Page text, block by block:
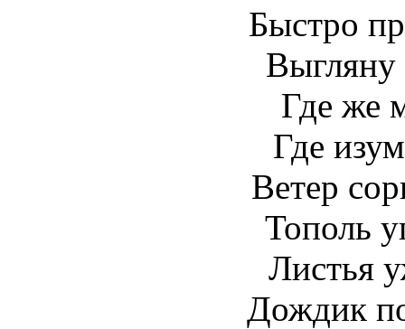
Быстро
Выгляну
Где же
Где
Ветер
Тополь
Листья
Дождик